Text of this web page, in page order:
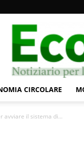
CIRCOLARE
avviare il sistema di...